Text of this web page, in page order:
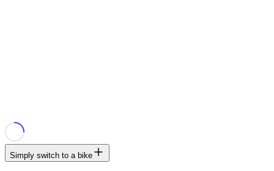
Simply switch to a bike